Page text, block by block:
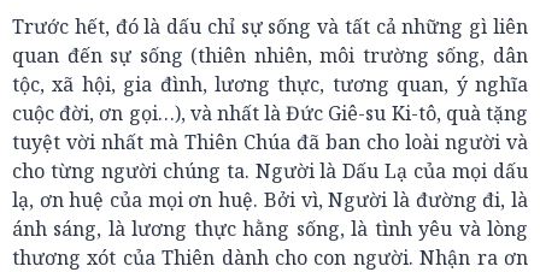
Trước hết, đó là dấu chỉ sự sống và tất cả những gì liên
quan đến sự sống (thiên nhiên, môi trường sống, dân
tộc, xã hội, gia đình, lương thực, tương quan, ý nghĩa
cuộc đời, ơn gọi…), và nhất là Đức Giê-su Ki-tô, quà tặng
tuyệt vời nhất mà Thiên Chúa đã ban cho loài người và
cho từng người chúng ta. Người là Dấu Lạ của mọi dấu
lạ, ơn huệ của mọi ơn huệ. Bởi vì, Người là đường đi, là
ánh sáng, là lương thực hằng sống, là tình yêu và lòng
thương xót của Thiên dành cho con người. Nhận ra ơn